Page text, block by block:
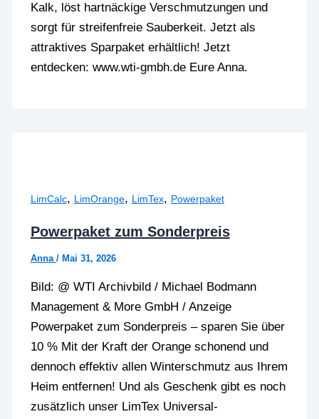
Kalk, löst hartnäckige Verschmutzungen und
sorgt für streifenfreie Sauberkeit. Jetzt als
attraktives Sparpaket erhältlich! Jetzt
entdecken: www.wti-gmbh.de Eure Anna.
LimCalc, LimOrange, LimTex, Powerpaket
Powerpaket zum Sonderpreis
Anna / Mai 31, 2026
Bild: @ WTI Archivbild / Michael Bodmann
Management & More GmbH / Anzeige
Powerpaket zum Sonderpreis – sparen Sie über
10 % Mit der Kraft der Orange schonend und
dennoch effektiv allen Winterschmutz aus Ihrem
Heim entfernen! Und als Geschenk gibt es noch
zusätzlich unser LimTex Universal-